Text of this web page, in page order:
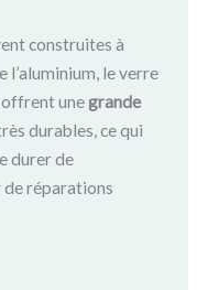
construites à
l’aluminium, le verre
offrent unegrande
durables, ce qui
durer de
de réparations